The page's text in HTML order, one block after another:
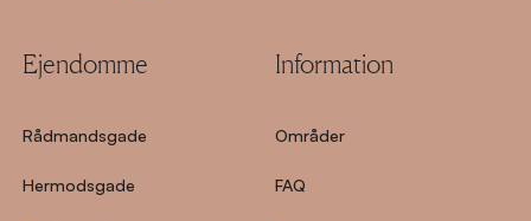
Ejendomme
Rådmandsgade
Hermodsgade
Information
Områder
FAQ